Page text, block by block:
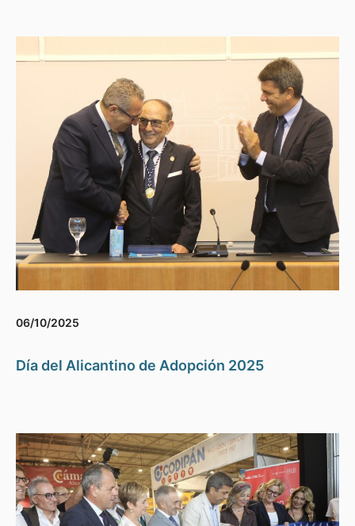
06/10/2025
Día del Alicantino de Adopción 2025